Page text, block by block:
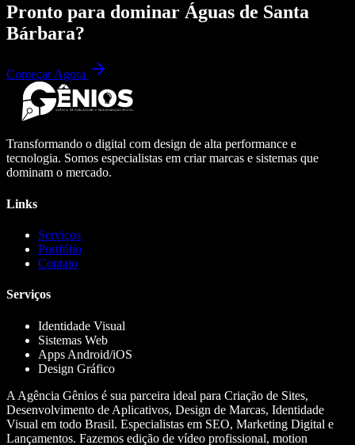
Pronto para dominar Águas de Santa
Bárbara?
Começar Agora
Transformando o digital com design de alta performance e
tecnologia. Somos especialistas em criar marcas e sistemas que
dominam o mercado.
Links
Serviços
Portfólio
Contato
Serviços
Identidade Visual
Sistemas Web
Apps Android/iOS
Design Gráfico
A Agência Gênios é sua parceira ideal para Criação de Sites,
Desenvolvimento de Aplicativos, Design de Marcas, Identidade
Visual em todo Brasil. Especialistas em SEO, Marketing Digital e
Lançamentos. Fazemos edição de vídeo profissional, motion